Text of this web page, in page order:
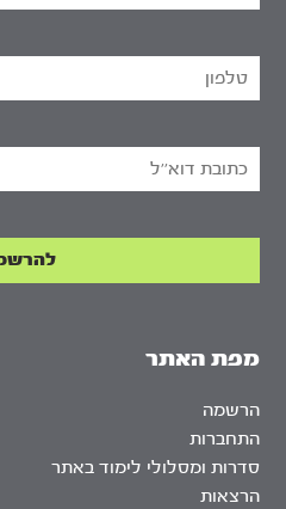
מפת האתר
הרשמה
התחברות
סדרות ומסלולי לימוד באתר
הרצאות